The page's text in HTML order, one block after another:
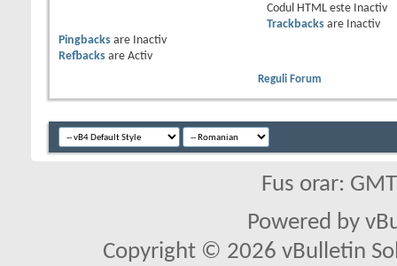
Codul HTML este
Inactiv
Trackbacksare
Inactiv
Pingbacks are
Inactiv
Refbacks are Activ
Reguli Forum
Fus orar:
Powered by
Copyright © 2026 vBulletin